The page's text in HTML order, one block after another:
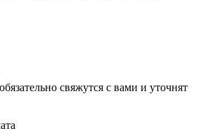
свяжутся с вами и уточнят